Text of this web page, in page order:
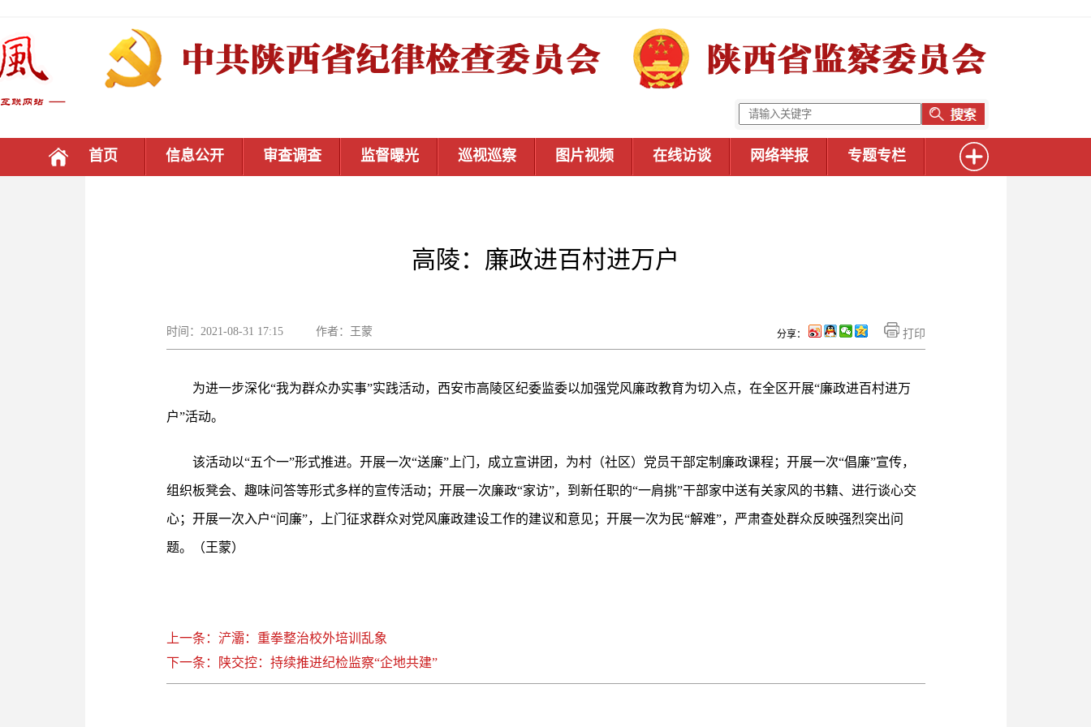
首页 信息公开 审查调查 监督曝光 巡视巡察 图片视频 在线访谈 网络举报 专题专栏
高陵：廉政进百村进万户
时间：2021-08-31 17:15 作者：王蒙 打印
分享：
为进一步深化“我为群众办实事”实践活动，西安市高陵区纪委监委以加强党风廉政教育为切入点，在全区开展“廉政进百村进万
户”活动。
该活动以“五个一”形式推进。开展一次“送廉”上门，成立宣讲团，为村（社区）党员干部定制廉政课程；开展一次“倡廉”宣传，
组织板凳会、趣味问答等形式多样的宣传活动；开展一次廉政“家访”，到新任职的“一肩挑”干部家中送有关家风的书籍、进行谈心交
心；开展一次入户“问廉”，上门征求群众对党风廉政建设工作的建议和意见；开展一次为民“解难”，严肃查处群众反映强烈突出问
题。（王蒙）
上一条：浐灞：重拳整治校外培训乱象
下一条：陕交控：持续推进纪检监察“企地共建”